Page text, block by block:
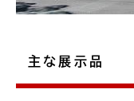
主な展示品